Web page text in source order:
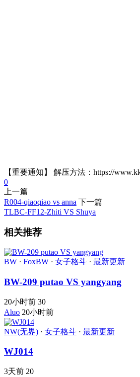
【重要通知】 解压方法：https://
0
上一篇
R004-qiaoqiao vs anna 下一篇
TLBC-FF12-Zhiti VS Shuya
相关推荐
BW · FoxBW · 女子格斗 · 最新更新
BW-209 putao VS yangyang
20小时前 30
Aluo 20小时前
NW(无界) · 女子格斗 · 最新更新
WJ014
3天前 20